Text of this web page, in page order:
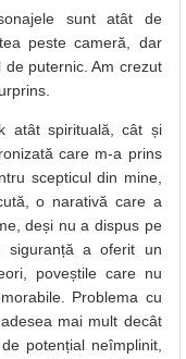
sunt atât de
peste cameră, dar
puternic. Am crezut
atât spirituală, cât și
care m-a prins
scepticul din mine,
o narativă care a
deși nu a dispus pe
siguranță a oferit un
poveștile care nu
Problema cu
mai mult decât
potențial neîmplinit,